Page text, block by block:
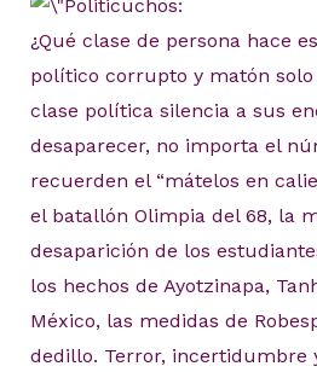
¿Qué clase de persona hace
político corrupto y matón solo
clase política silencia a sus
desaparecer, no importa el
recuerden el “mátelos en
el batallón Olimpia del 68, la
desaparición de los
los hechos de Ayotzinapa,
México, las medidas de
dedillo. Terror, incertidumbre